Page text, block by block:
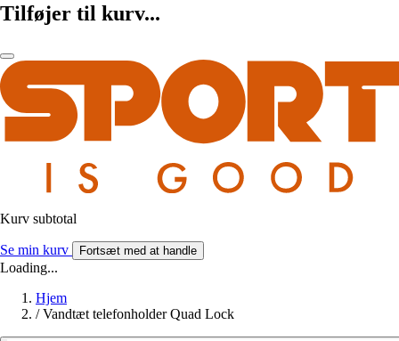
Tilføjer til kurv...
Kurv subtotal
Se min kurv Fortsæt med at handle
Loading...
Hjem
/ Vandtæt telefonholder Quad Lock